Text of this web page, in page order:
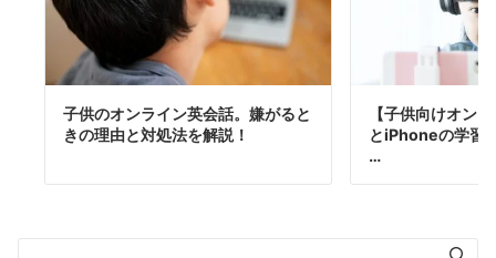
子供のオンライン英会話。嫌がると
きの理由と対処法を解説！
【子供向けオン
とiPhoneの学習
…